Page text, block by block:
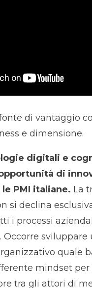
fonte di vantaggio
e dimensione.
digitali e
di
PMI italiane. La
si declina
i processi
Occorre
quale
mindset per
tra gli attori di